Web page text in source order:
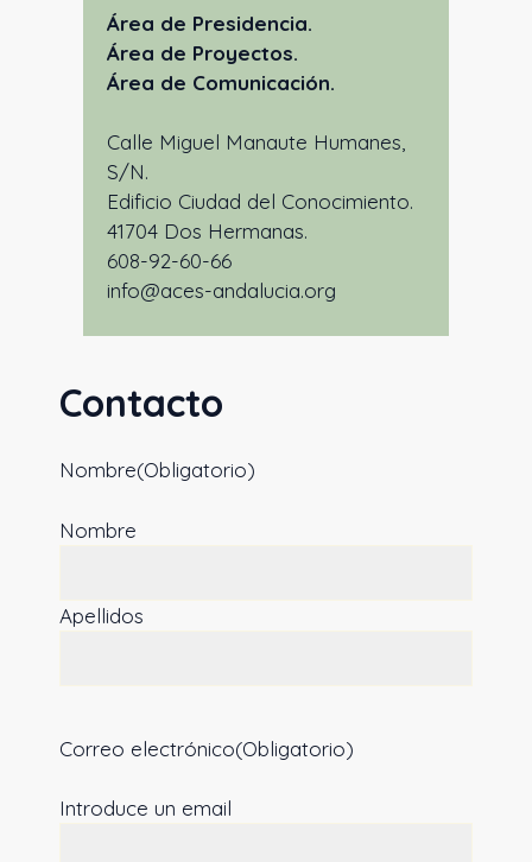
Área de Presidencia.
Área de Proyectos.
Área de Comunicación.
Calle Miguel Manaute Humanes,
S/N.
Edificio Ciudad del Conocimiento.
41704 Dos Hermanas.
608-92-60-66
info@aces-andalucia.org
Contacto
Nombre(Obligatorio)
Nombre
Apellidos
Correo electrónico(Obligatorio)
Introduce un email